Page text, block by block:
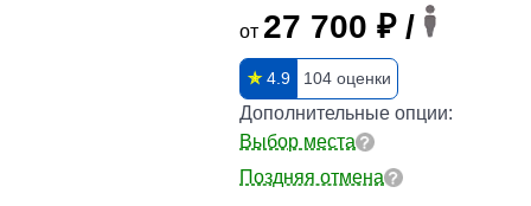
от 27 700 ₽ /
✯4.9 104 оценки
Дополнительные опции:
Выбор места
Поздняя отмена